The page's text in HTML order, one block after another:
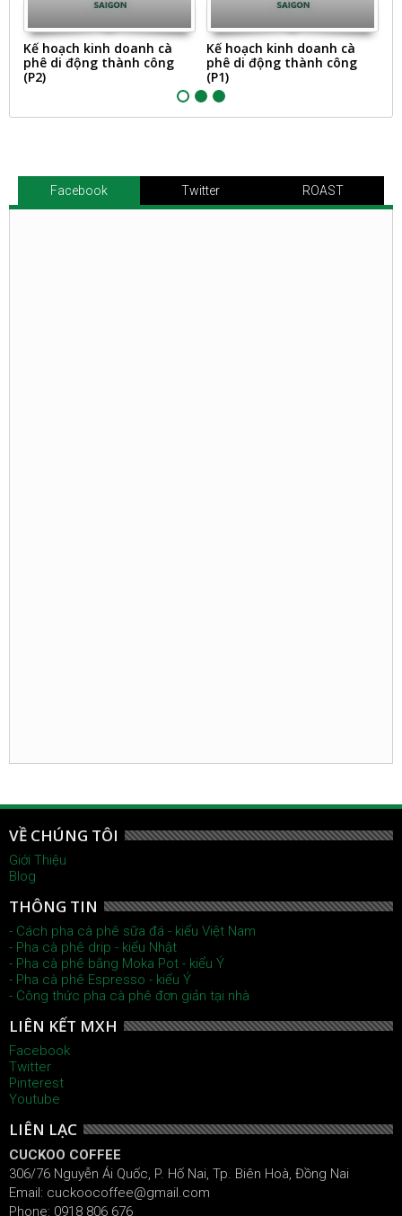
Kế hoạch kinh doanh cà
phê di động thành công
(P2)
Kế hoạch kinh doanh cà
phê di động thành công
(P1)
Facebook Twitter ROAST
VỀ CHÚNG TÔI
Giới Thiệu
Blog
THÔNG TIN
- Cách pha cà phê sữa đá - kiểu Việt Nam
- Pha cà phê drip - kiểu Nhật
- Pha cà phê bằng Moka Pot - kiểu Ý
- Pha cà phê Espresso - kiểu Ý
- Công thức pha cà phê đơn giản tại nhà
LIÊN KẾT MXH
Facebook
Twitter
Pinterest
Youtube
LIÊN LẠC
CUCKOO COFFEE
306/76 Nguyễn Ái Quốc, P. Hố Nai, Tp. Biên Hoà, Đồng Nai
Email: cuckoocoffee@gmail.com
Phone: 0918 806 676